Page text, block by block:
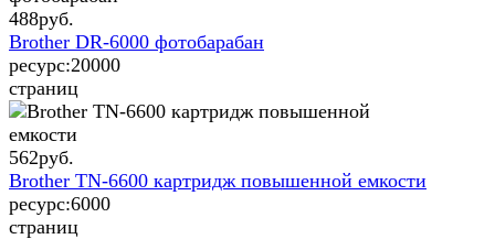
488руб.
Brother DR-6000 фотобарабан
ресурс:20000
страниц
562руб.
Brother TN-6600 картридж повышенной емкости
ресурс:6000
страниц